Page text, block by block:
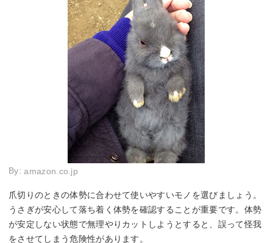
By:amazon.co.jp
爪切りのときの体勢に合わせて使いやすいモノを選びましょう。
うさぎが安心して落ち着く体勢を確認することが重要です。体勢
が安定しない状態で無理やりカットしようとすると、誤って怪我
をさせてしまう危険性があります。